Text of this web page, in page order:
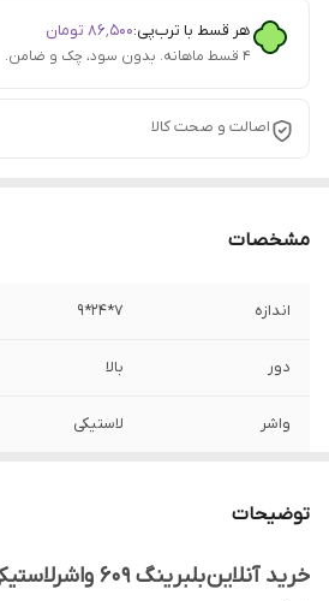
هر قسط با ترب‌پی:۸۶٬۵۰۰ تومان
۴ قسط ماهانه. بدون سود، چک و ضامن.
اصالت و صحت کالا
مشخصات
اندازه 7*24*9
دور بالا
واشر لاستیکی
توضیحات